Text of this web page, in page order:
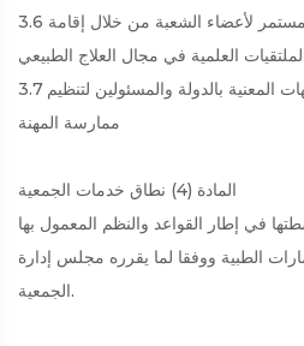
3.6 تنظيم أنشطة وبرامج للتعليم المستمر لأعضاء الشعبة من خلال إقامة
العلمية في مجال العلاج الطبيعي
3.7 إقامة قنوات اتصال مع الجهات المعنية بالدولة والمسئولين لتنظيم
ممارسة المهنة
المادة (4) نطاق خدمات الجمعية
في إطار القواعد والنظم المعمول بها
الطبية ووفقا لما يقرره مجلس إدارة
الجمعية.